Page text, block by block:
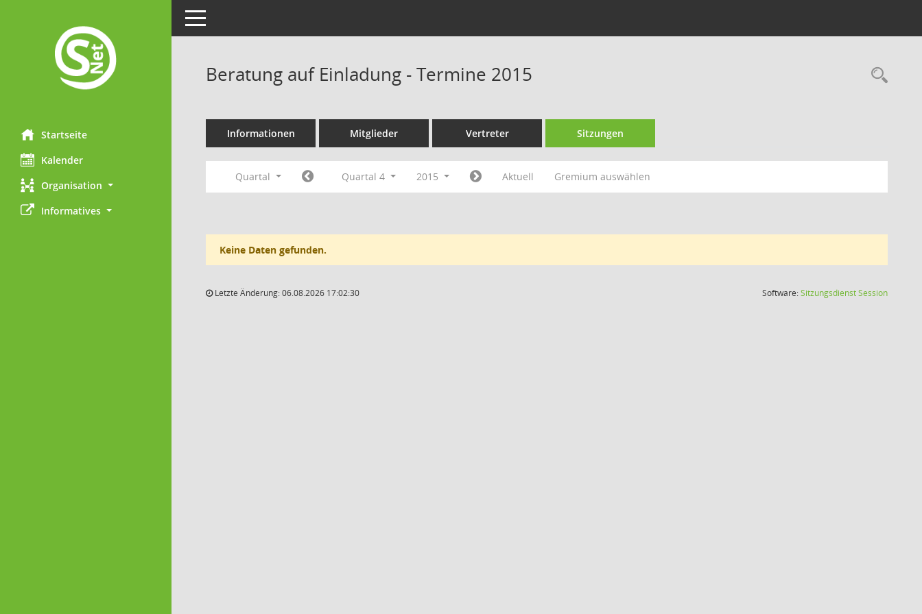
Startseite
Kalender
Organisation
Informatives
Toggle navigation
Beratung auf Einladung - Termine 2015
Informationen Mitglieder Vertreter Sitzungen
Quartal Quartal 4 2015 Aktuell Gremium auswählen
Keine Daten gefunden.
Letzte Änderung: 06.08.2026 17:02:30 Software:SitzungsdienstSession(Wird in